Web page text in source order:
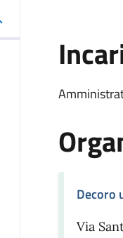
Decoro
Via